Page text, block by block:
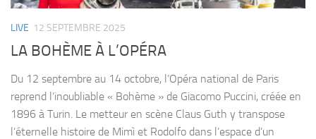
LIVE 12 SEPTEMBRE 2025
LA BOHÈME À L’OPÉRA
Du 12 septembre au 14 octobre, l’Opéra national de Paris
reprend l’inoubliable « Bohème » de Giacomo Puccini, créée en
1896 à Turin. Le metteur en scène Claus Guth y transpose
l’éternelle histoire de Mimì et Rodolfo dans l’espace d’un